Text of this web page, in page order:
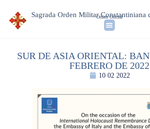
Sagrada Orden Militar Constantiniana
Orden Oficial
SUR DE ASIA ORIENTAL:
FEBRERO DE 2022
10 02 2022